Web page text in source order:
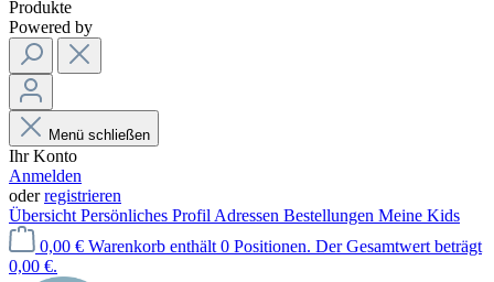
Produkte
Powered by
Menü schließen
Ihr Konto
Anmelden
oderregistrieren
Übersicht Persönliches Profil Adressen Bestellungen Meine Kids
0,00 € Warenkorb enthält 0 Positionen. Der Gesamtwert beträgt
0,00 €.